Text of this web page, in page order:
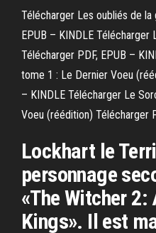
Télécharger Les oubliés de
EPUB – KINDLE Télécharger
Télécharger PDF, EPUB –
tome 1 : Le Dernier Voeu
– KINDLE Télécharger Le
Voeu (réédition) Télécharger
Lockhart le
personnage
«The Witcher
Kings». Il est